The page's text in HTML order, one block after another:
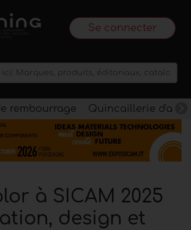
Se connecter
rembourrage Quincaillerie
à SICAM 2025
design et